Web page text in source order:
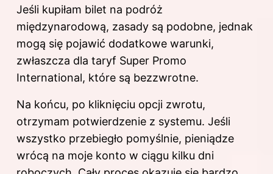
Jeśli kupiłam bilet na podróż
międzynarodową, zasady są podobne, jednak
mogą się pojawić dodatkowe warunki,
zwłaszcza dla taryf Super Promo
International, które są bezzwrotne.
Na końcu, po kliknięciu opcji zwrotu,
otrzymam potwierdzenie z systemu. Jeśli
wszystko przebiegło pomyślnie, pieniądze
wrócą na moje konto w ciągu kilku dni